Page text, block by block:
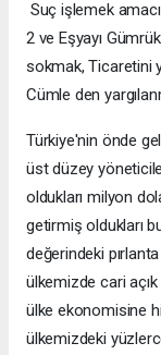
Suç işlemek
2 ve Eşyayı
sokmak, Ticaretini
Cümle den
Türkiye'nin önde
üst düzey
oldukları milyon
getirmiş oldukları
değerindeki
ülkemizde cari
ülke ekonomisine
ülkemizdeki